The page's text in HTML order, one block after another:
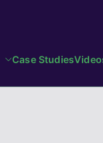
Case Studies